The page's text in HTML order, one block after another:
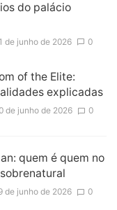
do palácio
de junho de 2026 0
of the Elite:
explicadas
de junho de 2026 0
quem é quem no
de junho de 2026 0